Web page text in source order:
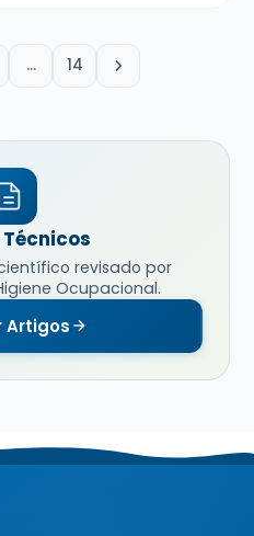
… 14
revisado por
Ocupacional.
Artigos